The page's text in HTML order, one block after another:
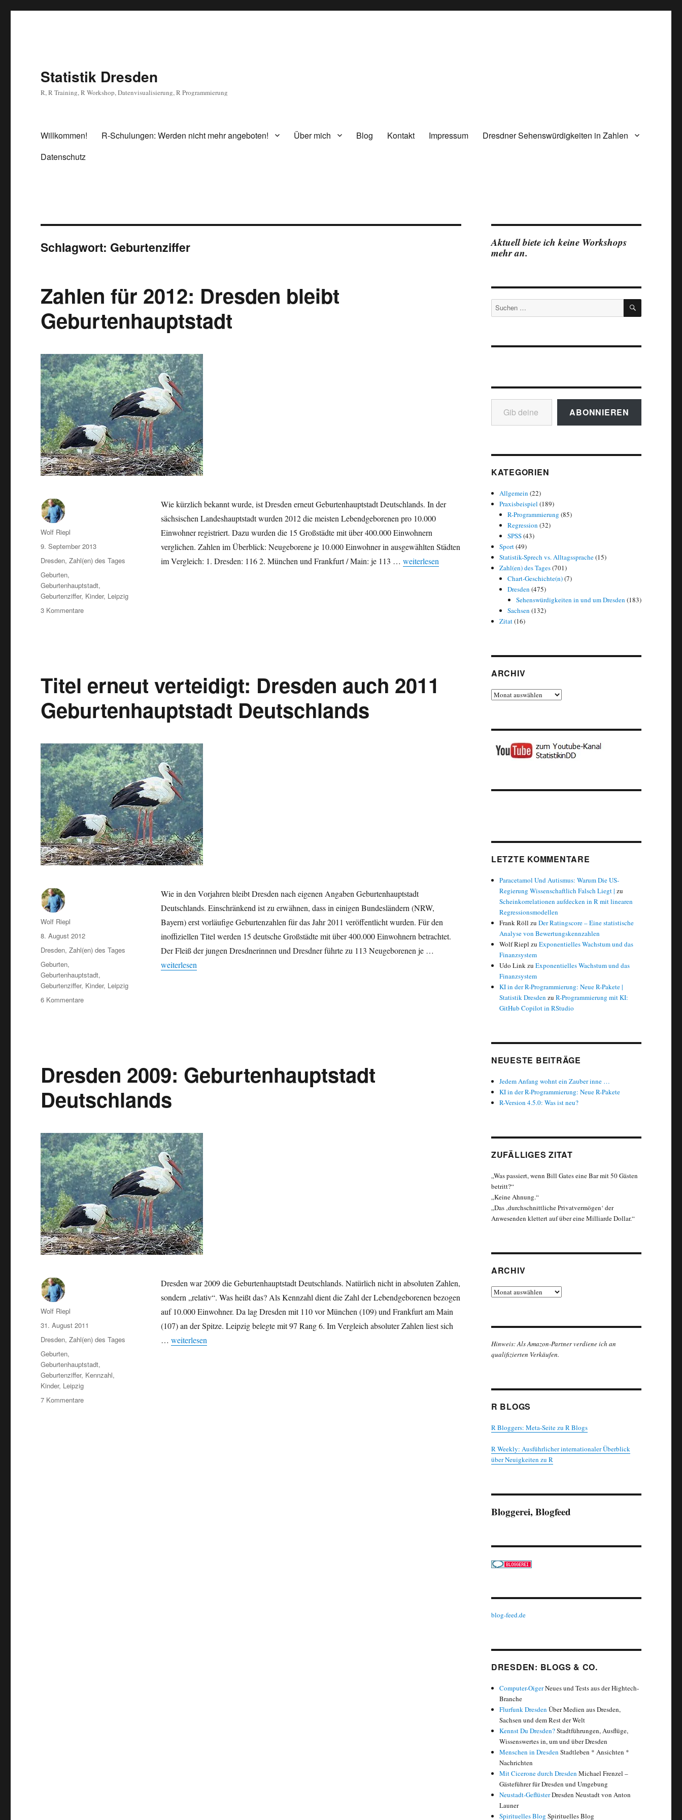
Statistik Dresden
R, R Training, R Workshop, Datenvisualisierung, R Programmierung
Willkommen! R-Schulungen: Werden nicht mehr angeboten! Über mich Blog Kontakt Impressum
Dresdner Sehenswürdigkeiten in Zahlen
Datenschutz
Schlagwort: Geburtenziffer
Zahlen für 2012: Dresden bleibt
Geburtenhauptstadt
Wie kürzlich bekannt wurde, ist Dresden erneut Geburtenhauptstadt Deutschlands. In der
sächsischen Landeshauptstadt wurden 2012 die meisten Lebendgeborenen pro 10.000
Einwohner registriert. Dazu wurden die 15 Großstädte mit über 400.000 Einwohnern
verglichen. Zahlen im Überblick: Neugeborene je 10.000 Einwohner in ausgewählten Städten
im Vergleich: 1. Dresden: 116 2. München und Frankfurt / Main: je 113 … „Zahlen für 2012: Dresden bleibt Geburtenhauptstadt“
weiterlesen
Autor
Wolf Riepl
Veröffentlicht
am
9. September 2013
Kategorien
Dresden,Zahl(en) des Tages
Schlagwörter
Geburten,
Geburtenhauptstadt,
Geburtenziffer, Kinder, Leipzig
3 Kommentarezu
Titel erneut verteidigt: Dresden auch 2011
Geburtenhauptstadt Deutschlands
Wie in den Vorjahren bleibt Dresden nach eigenen Angaben Geburtenhauptstadt
Deutschlands. Einschränkend ist zu erwähnen, dass in einigen Bundesländern (NRW,
Bayern) erst vorläufige Geburtenzahlen für das Jahr 2011 veröffentlicht wurden. Für den
inoffiziellen Titel werden 15 deutsche Großstädte mit über 400.000 Einwohnern betrachtet.
Der Fleiß der jungen Dresdnerinnen und Dresdner führte zu 113 Neugeborenen je …
„Titel erneut verteidigt: Dresden auch 2011 Geburtenhauptstadt Deutschlands“
weiterlesen
Autor
Wolf Riepl
Veröffentlicht
am
8. August 2012
Kategorien
Dresden,Zahl(en) des Tages
Schlagwörter
Geburten,
Geburtenhauptstadt,
Geburtenziffer, Kinder, Leipzig
6 Kommentarezu
Geburtenhauptstadt
Deutschlands
Dresden 2009: Geburtenhauptstadt
Deutschlands
Dresden war 2009 die Geburtenhauptstadt Deutschlands. Natürlich nicht in absoluten Zahlen,
sondern „relativ“. Was heißt das? Als Kennzahl dient die Zahl der Lebendgeborenen bezogen
auf 10.000 Einwohner. Da lag Dresden mit 110 vor München (109) und Frankfurt am Main
(107) an der Spitze. Leipzig belegte mit 97 Rang 6. Im Vergleich absoluter Zahlen liest sich
… „Dresden 2009: Geburtenhauptstadt Deutschlands“
weiterlesen
Autor
Wolf Riepl
Veröffentlicht
am
31. August 2011
Kategorien
Dresden,Zahl(en) des Tages
Schlagwörter
Geburten,
Geburtenhauptstadt,
Geburtenziffer, Kennzahl,
Kinder, Leipzig
7 Kommentarezu
Aktuell biete ich keine Workshops
mehr an.
Suchen
nach:
SUCHEN
Gib deine E-Mail-Adresse ein ...
ABONNIEREN
KATEGORIEN
Allgemein (22)
Praxisbeispiel (189)
R-Programmierung (85)
Regression (32)
SPSS(43)
Sport(49)
Statistik-Sprech vs. Alltagssprache(15)
Zahl(en) des Tages(701)
Chart-Geschichte(n)(7)
Dresden (475)
Sehenswürdigkeiten in und um Dresden (183)
Sachsen (132)
Zitat(16)
ARCHIV
Archiv
LETZTE KOMMENTARE
Paracetamol Und Autismus: Warum Die US-
Regierung Wissenschaftlich Falsch Liegt | zu
Scheinkorrelationen aufdecken in R mit linearen
Regressionsmodellen
Frank Röll zuDer Ratingscore – Eine statistische
Analyse von Bewertungskennzahlen
Wolf Riepl zuExponentielles Wachstum und das
Finanzsystem
Udo LinkzuExponentielles Wachstum und das
Finanzsystem
KI in der R-Programmierung: Neue R-Pakete |
Statistik Dresden zuR-Programmierung mit KI:
GitHub Copilot in RStudio
NEUESTE BEITRÄGE
Jedem Anfang wohnt ein Zauber inne …
KI in der R-Programmierung: Neue R-Pakete
R-Version 4.5.0: Was ist neu?
ZUFÄLLIGES ZITAT
„Was passiert, wenn Bill Gates eine Bar mit 50 Gästen
betritt?“
„Keine Ahnung.“
„Das ‚durchschnittliche Privatvermögen‘ der
Anwesenden klettert auf über eine Milliarde Dollar.“
ARCHIV
Archiv
Hinweis: Als Amazon-Partner verdiene ich an
qualifizierten Verkäufen.
R BLOGS
R Bloggers: Meta-Seite zu R Blogs
R Weekly: Ausführlicher internationaler Überblick
über Neuigkeiten zu R
Bloggerei, Blogfeed
blog-feed.de
DRESDEN: BLOGS & CO.
Computer-OigerNeues und Tests aus der Hightech-
Branche
Flurfunk Dresden Über Medien aus Dresden,
Sachsen und dem Rest der Welt
Kennst Du Dresden?Stadtführungen, Ausflüge,
Wissenswertes in, um und über Dresden
Menschen in Dresden Stadtleben * Ansichten *
Nachrichten
Mit Cicerone durch Dresden Michael Frenzel –
Gästeführer für Dresden und Umgebung
Neustadt-GeflüsterDresden Neustadt von Anton
Launer
Spirituelles Blog Spirituelles Blog